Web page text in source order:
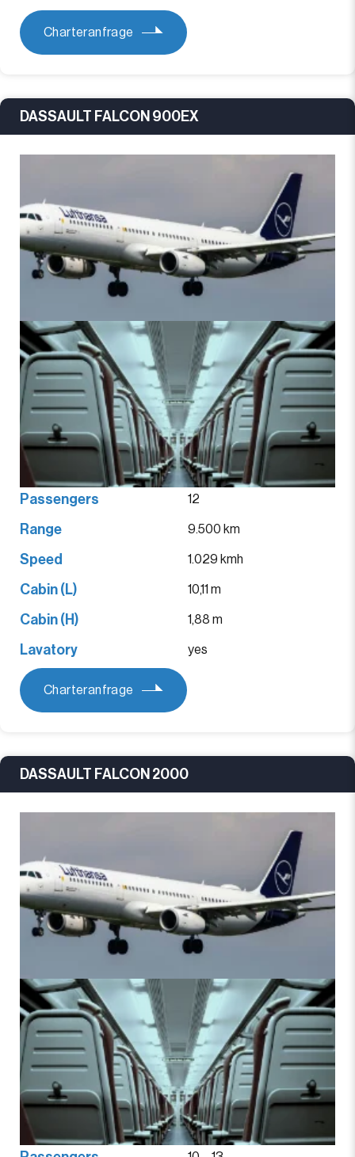
Charteranfrage
DASSAULT FALCON 900EX
Passengers 12
Range 9.500 km
Speed 1.029 kmh
Cabin (L) 10,11 m
Cabin (H) 1,88 m
Lavatory yes
Charteranfrage
DASSAULT FALCON 2000